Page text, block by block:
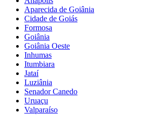
Aparecida de Goiânia
Cidade de Goiás
Formosa
Goiânia
Goiânia Oeste
Inhumas
Itumbiara
Jataí
Luziânia
Senador Canedo
Uruaçu
Valparaíso